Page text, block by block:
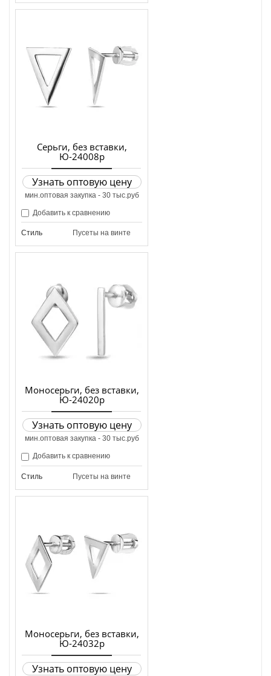
Серьги, без вставки,
Ю-24008р
Узнать оптовую цену
мин.оптовая закупка - 30 тыс.руб
Добавить к сравнению
Стиль Пусеты на винте
Моносерьги, без вставки,
Ю-24020р
Узнать оптовую цену
мин.оптовая закупка - 30 тыс.руб
Добавить к сравнению
Стиль Пусеты на винте
Моносерьги, без вставки,
Ю-24032р
Узнать оптовую цену